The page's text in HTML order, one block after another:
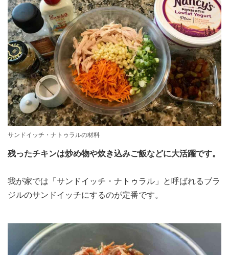
サンドイッチ・ナトゥラルの材料
残ったチキンは炒め物や炊き込みご飯などに大活躍です。
我が家では「サンドイッチ・ナトゥラル」と呼ばれるブラ
ジルのサンドイッチにするのが定番です。